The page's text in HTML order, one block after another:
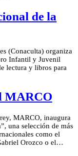
de la
(Conaculta) organiza
Infantil y Juvenil
lectura y libros para
MARCO
MARCO, inaugura
una selección de más
como el
Orozco o el…